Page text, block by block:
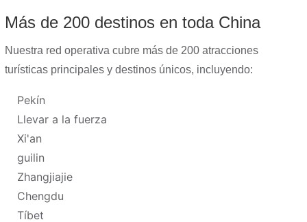
Más de 200 destinos en toda China
Nuestra red operativa cubre más de 200 atracciones
turísticas principales y destinos únicos, incluyendo:
Pekín
Llevar a la fuerza
Xi'an
guilin
Zhangjiajie
Chengdu
Tíbet